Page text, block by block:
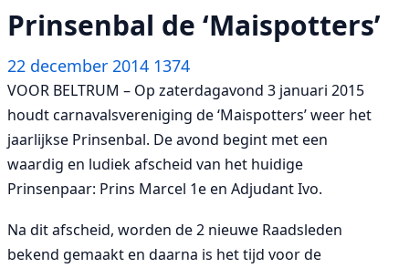
Prinsenbal de ‘Maispotters’
22 december 2014 1374
VOOR BELTRUM – Op zaterdagavond 3 januari 2015
houdt carnavalsvereniging de ‘Maispotters’ weer het
jaarlijkse Prinsenbal. De avond begint met een
waardig en ludiek afscheid van het huidige
Prinsenpaar: Prins Marcel 1e en Adjudant Ivo.
Na dit afscheid, worden de 2 nieuwe Raadsleden
bekend gemaakt en daarna is het tijd voor de